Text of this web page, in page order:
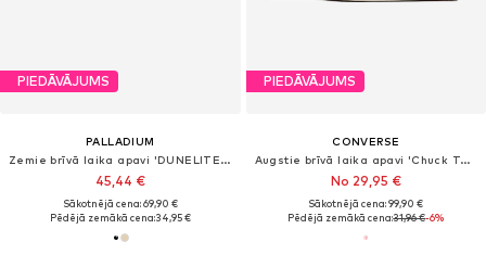
PIEDĀVĀJUMS
PALLADIUM
Zemie brīvā laika apavi 'DUNELITE OX CUSH'
45,44 €
Sākotnējā cena: 69,90 €
Pēdējā zemākā cena:34,95 €
PIEDĀVĀJUMS
CONVERSE
Augstie brīvā laika apavi 'Chuck Taylor All Star'
No 29,95 €
Sākotnējā cena: 99,90 €
Pēdējā zemākā cena:31,96 €-6%